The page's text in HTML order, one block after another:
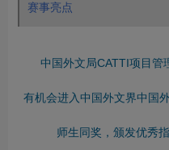
赛事亮点
中国外文局CATTI项目管
有机会进入中国外文界中国
师生同奖，颁发优秀